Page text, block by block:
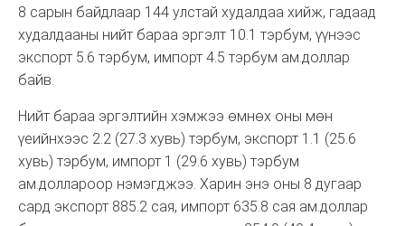
8 сарын байдлаар 144 улстай худалдаа хийж, гадаад
худалдааны нийт бараа эргэлт 10.1 тэрбум, үүнээс
экспорт 5.6 тэрбум, импорт 4.5 тэрбум ам.доллар
байв.
Нийт бараа эргэлтийн хэмжээ өмнөх оны мөн
үеийнхээс 2.2 (27.3 хувь) тэрбум, экспорт 1.1 (25.6
хувь) тэрбум, импорт 1 (29.6 хувь) тэрбум
ам.доллароор нэмэгджээ. Харин энэ оны 8 дугаар
сард экспорт 885.2 сая, импорт 635.8 сая ам.доллар